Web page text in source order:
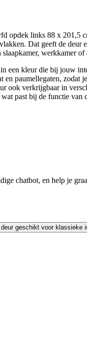
links 88 x 201,5
Dat geeft de
werkkamer
een kleur die bij jouw
paumellegaten,
ook verkrijgbaar in
past bij de functie van
chatbot, en help je
deur geschikt voor klassieke